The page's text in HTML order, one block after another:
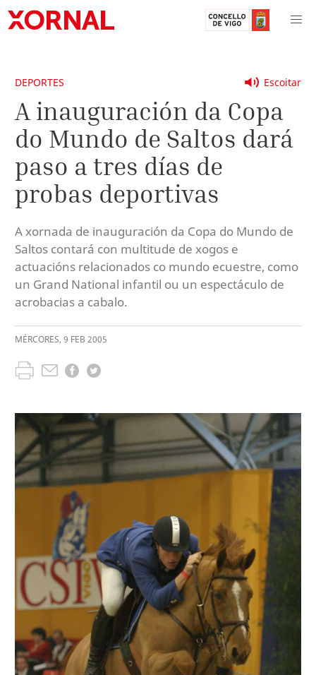
Escoitar
DEPORTES
A inauguración da Copa
do Mundo de Saltos dará
paso a tres días de
probas deportivas
A xornada de inauguración da Copa do Mundo de
Saltos contará con multitude de xogos e
actuacións relacionados co mundo ecuestre, como
un Grand National infantil ou un espectáculo de
acrobacias a cabalo.
MÉRCORES, 9 FEB 2005